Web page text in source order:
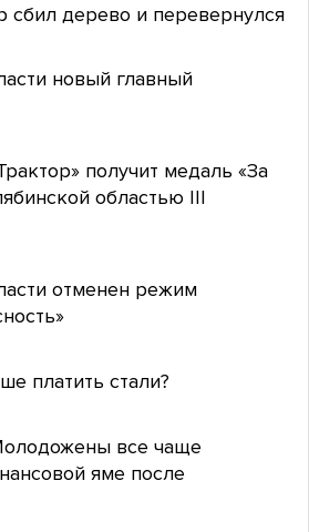
сбил дерево и перевернулся
новый главный
получит медаль «За
областью III
отменен режим
платить стали?
все чаще
яме после